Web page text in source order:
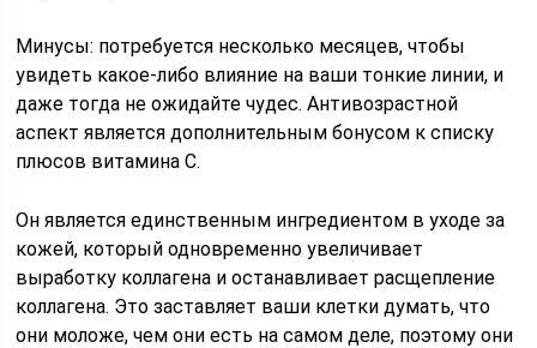
Минусы: потребуется несколько месяцев, чтобы
увидеть какое-либо влияние на ваши тонкие линии, и
даже тогда не ожидайте чудес. Антивозрастной
аспект является дополнительным бонусом к списку
плюсов витамина С.
Он является единственным ингредиентом в уходе за
кожей, который одновременно увеличивает
выработку коллагена и останавливает расщепление
коллагена. Это заставляет ваши клетки думать, что
они моложе, чем они есть на самом деле, поэтому они